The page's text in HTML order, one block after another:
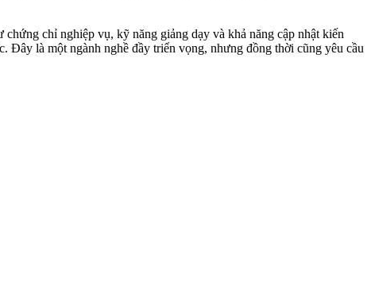
chỉ nghiệp vụ, kỹ năng giảng dạy và khả năng cập nhật kiến
là một ngành nghề đầy triển vọng, nhưng đồng thời cũng yêu cầu